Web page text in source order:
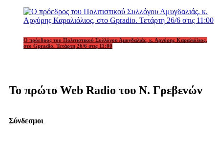
Ο πρόεδρος του Πολιτιστικού Συλλόγου Αμυγδαλιάς, κ. Αργύρης Καραλιόλιος,
στο Gpradio. Τετάρτη 26/6 στις 11:00
Το πρώτο Web Radio του Ν. Γρεβενών
Σύνδεσμοι